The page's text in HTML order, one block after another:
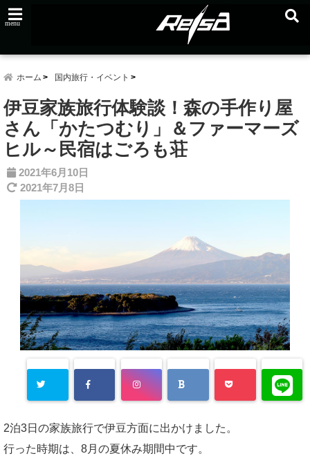
menu
ホーム 国内旅行・イベント
伊豆家族旅行体験談！森の手作り屋
さん「かたつむり」＆ファーマーズ
ヒル～民宿はごろも荘
2021年6月10日
2021年7月8日
2泊3日の家族旅行で伊豆方面に出かけました。
行った時期は、8月の夏休み期間中です。